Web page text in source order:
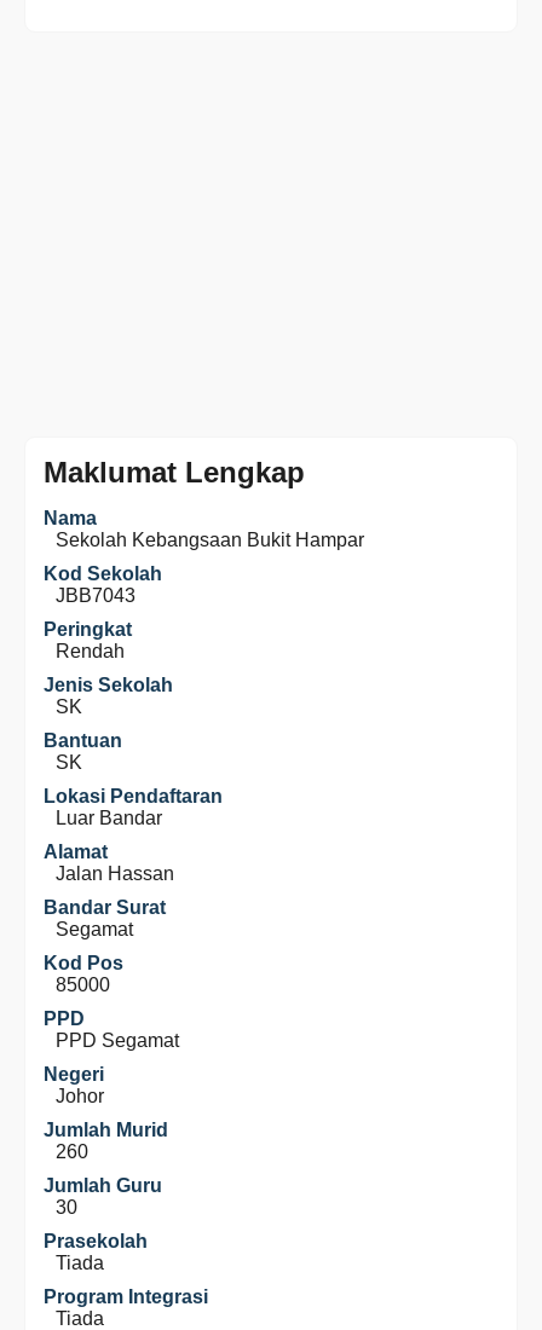
Maklumat Lengkap
Nama
Sekolah Kebangsaan Bukit Hampar
Kod Sekolah
JBB7043
Peringkat
Rendah
Jenis Sekolah
SK
Bantuan
SK
Lokasi Pendaftaran
Luar Bandar
Alamat
Jalan Hassan
Bandar Surat
Segamat
Kod Pos
85000
PPD
PPD Segamat
Negeri
Johor
Jumlah Murid
260
Jumlah Guru
30
Prasekolah
Tiada
Program Integrasi
Tiada